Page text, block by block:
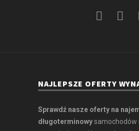
NAJLEPSZE OFERTY
Sprawdź nasze oferty na
długoterminowysamochodów